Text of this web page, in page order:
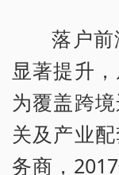
落户
显著提升
为覆盖跨
关及产业
务商，